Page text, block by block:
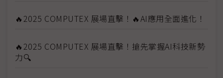
🔥2025 COMPUTEX 展場直擊！🔥AI應用全面進化！
🔥2025 COMPUTEX 展場直擊！搶先掌握AI科技新勢
力🔍